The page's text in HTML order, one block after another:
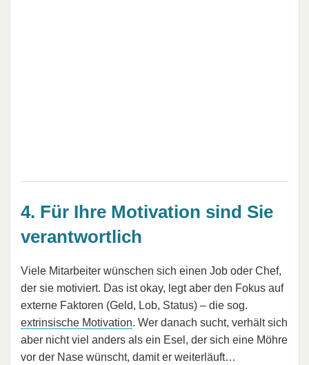
4. Für Ihre Motivation sind Sie
verantwortlich
Viele Mitarbeiter wünschen sich einen Job oder Chef,
der sie motiviert. Das ist okay, legt aber den Fokus auf
externe Faktoren (Geld, Lob, Status) – die sog.
extrinsische Motivation. Wer danach sucht, verhält sich
aber nicht viel anders als ein Esel, der sich eine Möhre
vor der Nase wünscht, damit er weiterläuft…